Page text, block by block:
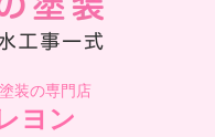
装の専門店
ヨン